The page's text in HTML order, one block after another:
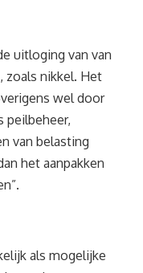
uitloging van van
zoals nikkel. Het
wel door
peilbeheer,
van belasting
het aanpakken
als mogelijke